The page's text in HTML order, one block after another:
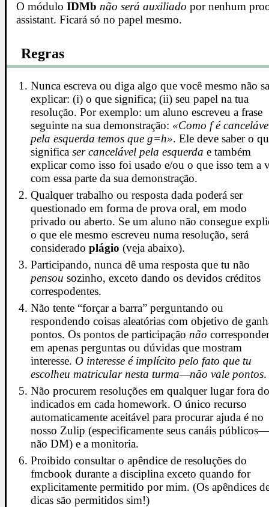
O móduloIDMb não será auxiliado por nenhum
assistant. Ficará só no papel mesmo.
Regras
Nunca escreva ou diga algo que você mesmo não
explicar: (i) o que significa; (ii) seu papel na tua
resolução. Por exemplo: um aluno escreveu a frase
seguinte na sua demonstração: «Como f é
pela esquerda temos que g=h». Ele deve saber o
significaser cancelável pela esquerda e também
explicar como isso foi usado e/ou o que isso tem a
com essa parte da sua demonstração.
Qualquer trabalho ou resposta dada poderá ser
questionado em forma de prova oral, em modo
privado ou aberto. Se um aluno não consegue
o que ele mesmo escreveu numa resolução, será
consideradoplágio (veja abaixo).
Participando, nunca dê uma resposta que tu não
pensou sozinho, exceto dando os devidos créditos
correspodentes.
Não tente “forçar a barra” perguntando ou
respondendo coisas aleatórias com objetivo de
pontos. Os pontos de participação não
em apenas perguntas ou dúvidas que mostram
interesse. O interesse é implícito pelo fato que tu
escolheu matricular nesta turma—não vale pontos.
Não procurem resoluções em qualquer lugar fora
indicados em cada homework. O único recurso
automaticamente aceitável para procurar ajuda é no
nosso Zulip (especificamente seus canáis
não DM) e a monitoria.
Proibido consultar o apêndice de resoluções do
fmcbook durante a disciplina exceto quando for
explicitamente permitido por mim. (Os apêndices
dicas são permitidos sim!)